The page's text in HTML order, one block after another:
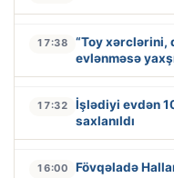
17:38
“Toy xərclərini,
evlənməsə
17:32
İşlədiyi evdən
saxlanıldı
16:00 Fövqəladə